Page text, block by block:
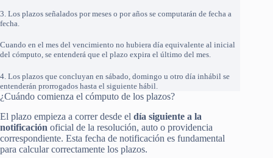
3. Los plazos señalados por meses o por años se computarán de fecha a
fecha.
Cuando en el mes del vencimiento no hubiera día equivalente al inicial
del cómputo, se entenderá que el plazo expira el último del mes.
4. Los plazos que concluyan en sábado, domingo u otro día inhábil se
entenderán prorrogados hasta el siguiente hábil.
¿Cuándo comienza el cómputo de los plazos?
El plazo empieza a correr desde el día siguiente a la
notificación oficial de la resolución, auto o providencia
correspondiente. Esta fecha de notificación es fundamental
para calcular correctamente los plazos.